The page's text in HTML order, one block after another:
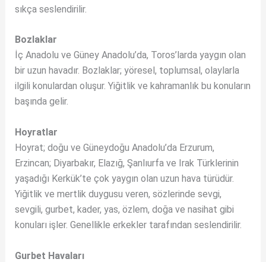
sıkça seslendirilir.
Bozlaklar
İç Anadolu ve Güney Anadolu’da, Toros’larda yaygın olan
bir uzun havadır. Bozlaklar; yöresel, toplumsal, olaylarla
ilgili konulardan oluşur. Yiğitlik ve kahramanlık bu konuların
başında gelir.
Hoyratlar
Hoyrat; doğu ve Güneydoğu Anadolu’da Erzurum,
Erzincan; Diyarbakır, Elazığ, Şanlıurfa ve Irak Türklerinin
yaşadığı Kerkük’te çok yaygın olan uzun hava türüdür.
Yiğitlik ve mertlik duygusu veren, sözlerinde sevgi,
sevgili, gurbet, kader, yas, özlem, doğa ve nasihat gibi
konuları işler. Genellikle erkekler tarafından seslendirilir.
Gurbet Havaları